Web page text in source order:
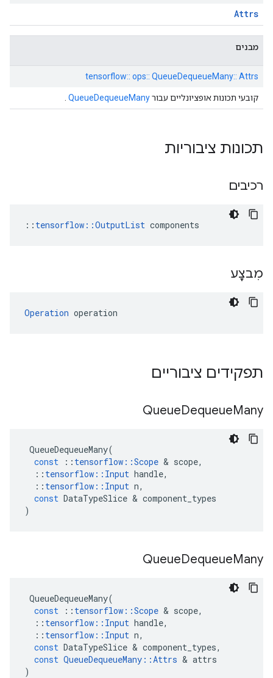
Attrs
מבנים
tensorflow:: ops:: QueueDequeueMany:: Attrs
קובעי תכונות אופציונליים עבורQueueDequeueMany
תכונות ציבוריות
רכיבים
:: tensorflow::OutputList components
מִבצָע
Operation operation
תפקידים ציבוריים
QueueDequeueMany
QueueDequeueMany(
const
:: tensorflow ::Scope & scope,
:: tensorflow :: Input handle,
:: tensorflow :: Input n,
const DataTypeSlice & component_types
)
QueueDequeueMany
QueueDequeueMany(
const
:: tensorflow ::Scope & scope,
:: tensorflow :: Input handle,
:: tensorflow :: Input n,
const DataTypeSlice & component_types,
const QueueDequeueMany ::Attrs & attrs
)